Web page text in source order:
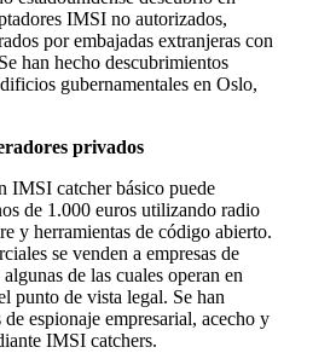
IMSI no autorizados,
por embajadas extranjeras con
han hecho descubrimientos
gubernamentales en Oslo,
privados
IMSI catcher básico puede
de 1.000 euros utilizando radio
y herramientas de código abierto.
se venden a empresas de
de las cuales operan en
punto de vista legal. Se han
espionaje empresarial, acecho y
IMSI catchers.